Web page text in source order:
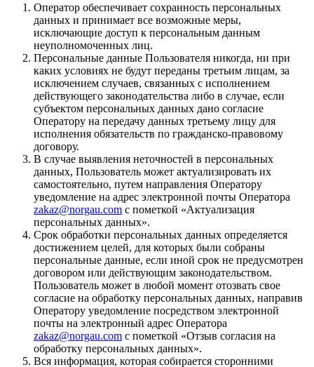
Оператор обеспечивает сохранность персональных
данных и принимает все возможные меры,
исключающие доступ к персональным данным
неуполномоченных лиц.
Персональные данные Пользователя никогда, ни при
каких условиях не будут переданы третьим лицам, за
исключением случаев, связанных с исполнением
действующего законодательства либо в случае, если
субъектом персональных данных дано согласие
Оператору на передачу данных третьему лицу для
исполнения обязательств по гражданско-правовому
договору.
В случае выявления неточностей в персональных
данных, Пользователь может актуализировать их
самостоятельно, путем направления Оператору
уведомление на адрес электронной почты Оператора
zakaz@norgau.com с пометкой «Актуализация
персональных данных».
Срок обработки персональных данных определяется
достижением целей, для которых были собраны
персональные данные, если иной срок не предусмотрен
договором или действующим законодательством.
Пользователь может в любой момент отозвать свое
согласие на обработку персональных данных, направив
Оператору уведомление посредством электронной
почты на электронный адрес Оператора
zakaz@norgau.com с пометкой «Отзыв согласия на
обработку персональных данных».
Вся информация, которая собирается сторонними